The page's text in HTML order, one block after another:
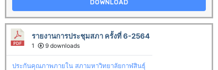
DOWNLOAD
รายงานการประชุมสภา ครั้งที่ 6-2564
1 9 downloads
ประกันคุณภาพภายใน สภามหาวิทยาลัยกาฬสินธุ์